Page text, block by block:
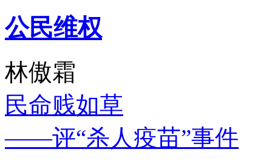
公民维权
林傲霜
民命贱如草
——评“杀人疫苗”事件